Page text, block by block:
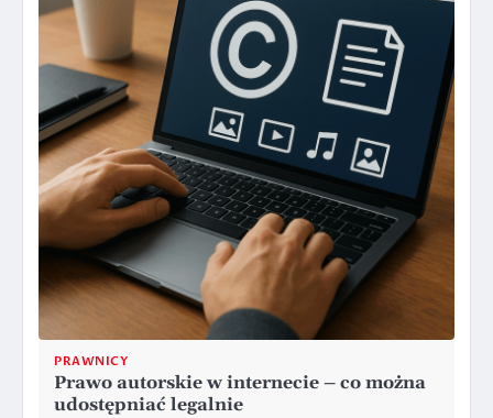
PRAWNICY
Prawo autorskie w internecie – co można
udostępniać legalnie